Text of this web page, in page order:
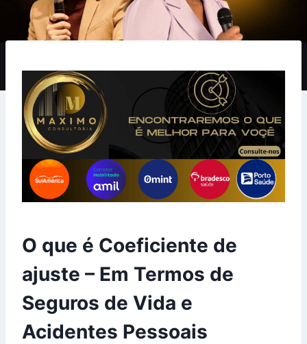
O que é Coeficiente de
ajuste – Em Termos de
Seguros de Vida e
Acidentes Pessoais